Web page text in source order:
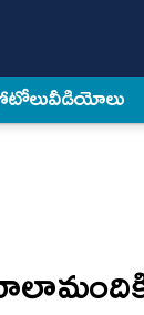
వీడియోలు